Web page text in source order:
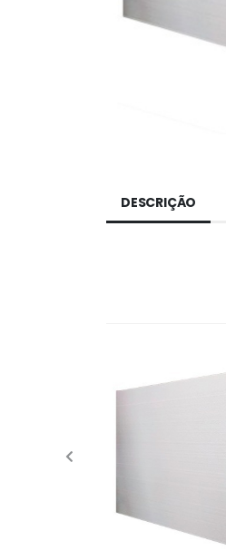
DESCRIÇÃO